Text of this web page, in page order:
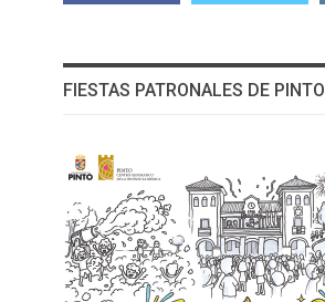
FIESTAS PATRONALES DE PINTO